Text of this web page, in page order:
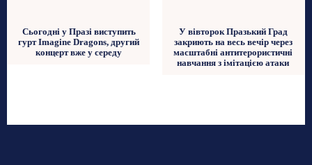
Сьогодні у Празі виступить
гурт Imagine Dragons, другий
концерт вже у середу
У вівторок Празький Град
закриють на весь вечір через
масштабні антитерористичні
навчання з імітацією атаки